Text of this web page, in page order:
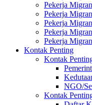
Pekerja
Pekerja
Pekerja
Pekerja
Pekerja
Kontak Penting
Kontak
NGO/
Kontak